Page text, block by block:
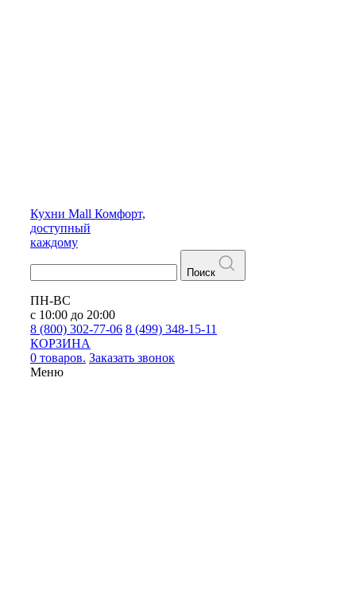
Кухни Mall Комфорт,
доступный
каждому
Поиск
ПН-ВС
с 10:00 до 20:00
8 (800) 302-77-06 8 (499) 348-15-11
КОРЗИНА
0 товаров. Заказать звонок
Меню